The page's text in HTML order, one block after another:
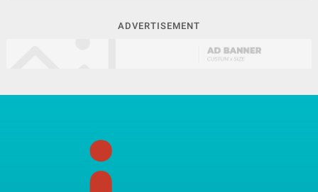
ADVERTISEMENT